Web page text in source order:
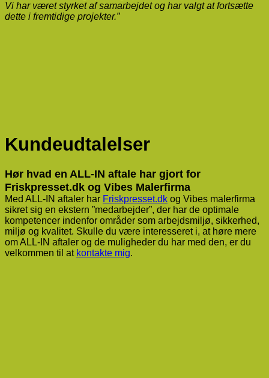
Vi har været styrket af samarbejdet og har valgt at fortsætte
dette i fremtidige projekter.”
Kundeudtalelser
Hør hvad en ALL-IN aftale har gjort for
Friskpresset.dk og Vibes Malerfirma
Med ALL-IN aftaler har Friskpresset.dk og Vibes malerfirma
sikret sig en ekstern ”medarbejder”, der har de optimale
kompetencer indenfor områder som arbejdsmiljø, sikkerhed,
miljø og kvalitet. Skulle du være interesseret i, at høre mere
om ALL-IN aftaler og de muligheder du har med den, er du
velkommen til at kontakte mig.